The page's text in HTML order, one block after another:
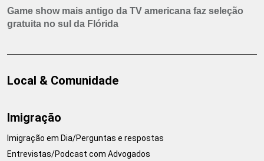
Game show mais antigo da TV americana faz seleção
gratuita no sul da Flórida
Local & Comunidade
Imigração
Imigração em Dia/Perguntas e respostas
Entrevistas/Podcast com Advogados